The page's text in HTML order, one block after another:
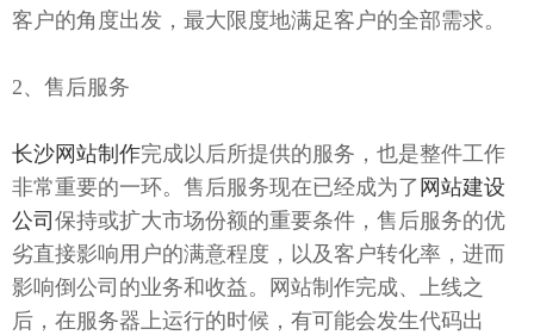
客户的角度出发，最大限度地满足客户的全部需求。
2、售后服务
长沙网站制作完成以后所提供的服务，也是整件工作
非常重要的一环。售后服务现在已经成为了 网站建设
公司 保持或扩大市场份额的重要条件，售后服务的优
劣直接影响用户的满意程度，以及客户转化率，进而
影响倒公司的业务和收益。网站制作完成、上线之
后，在服务器上运行的时候，有可能会发生代码出